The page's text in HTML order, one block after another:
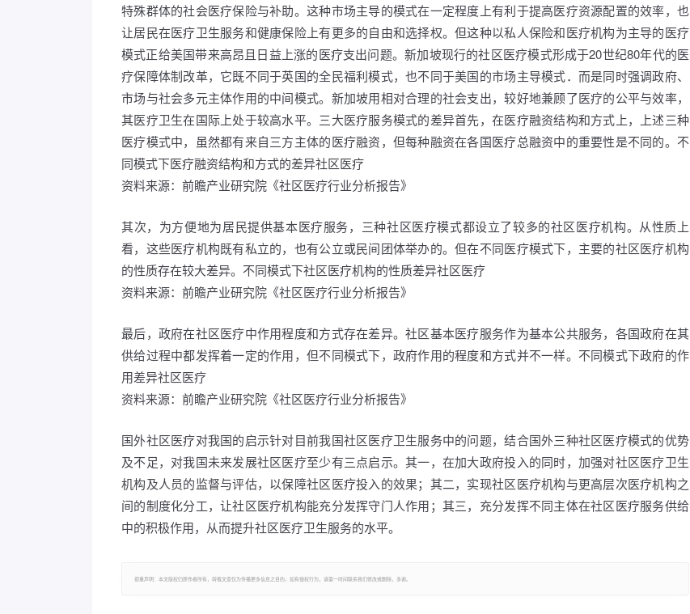
特殊群体的社会医疗保险与补助。这种市场主导的模式在一定程度上有利于提高医疗资源配置的效率，也
让居民在医疗卫生服务和健康保险上有更多的自由和选择权。但这种以私人保险和医疗机构为主导的医疗
模式正给美国带来高昂且日益上涨的医疗支出问题。新加坡现行的社区医疗模式形成于20世纪80年代的医
疗保障体制改革，它既不同于英国的全民福利模式，也不同于美国的市场主导模式．而是同时强调政府、
市场与社会多元主体作用的中间模式。新加坡用相对合理的社会支出，较好地兼顾了医疗的公平与效率，
其医疗卫生在国际上处于较高水平。三大医疗服务模式的差异首先，在医疗融资结构和方式上，上述三种
医疗模式中，虽然都有来自三方主体的医疗融资，但每种融资在各国医疗总融资中的重要性是不同的。不
同模式下医疗融资结构和方式的差异社区医疗
资料来源：前瞻产业研究院《社区医疗行业分析报告》
其次，为方便地为居民提供基本医疗服务，三种社区医疗模式都设立了较多的社区医疗机构。从性质上
看，这些医疗机构既有私立的，也有公立或民间团体举办的。但在不同医疗模式下，主要的社区医疗机构
的性质存在较大差异。不同模式下社区医疗机构的性质差异社区医疗
资料来源：前瞻产业研究院《社区医疗行业分析报告》
最后，政府在社区医疗中作用程度和方式存在差异。社区基本医疗服务作为基本公共服务，各国政府在其
供给过程中都发挥着一定的作用，但不同模式下，政府作用的程度和方式并不一样。不同模式下政府的作
用差异社区医疗
资料来源：前瞻产业研究院《社区医疗行业分析报告》
国外社区医疗对我国的启示针对目前我国社区医疗卫生服务中的问题，结合国外三种社区医疗模式的优势
及不足，对我国未来发展社区医疗至少有三点启示。其一，在加大政府投入的同时，加强对社区医疗卫生
机构及人员的监督与评估，以保障社区医疗投入的效果；其二，实现社区医疗机构与更高层次医疗机构之
间的制度化分工，让社区医疗机构能充分发挥守门人作用；其三，充分发挥不同主体在社区医疗服务供给
中的积极作用，从而提升社区医疗卫生服务的水平。
郑重声明：本文版权归原作者所有，转载文章仅为传播更多信息之目的，如有侵权行为，请第一时间联系我们修改或删除，多谢。